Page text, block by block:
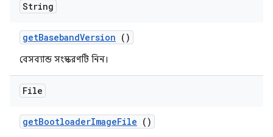
String
getBasebandVersion ()
বেসব্যান্ড সংস্করণটি নিন।
File
getBootloaderImageFile ()